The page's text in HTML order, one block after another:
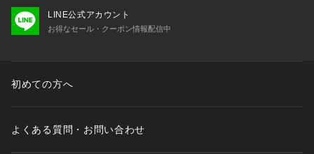
LINE公式アカウント
お得なセール・クーポン情報配信中
初めての方へ
よくある質問・お問い合わせ